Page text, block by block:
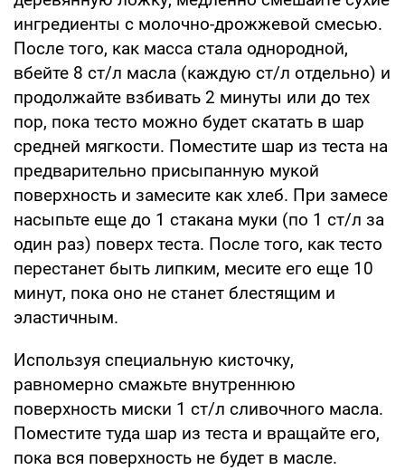
ингредиенты с молочно-дрожжевой смесью.
После того, как масса стала однородной,
вбейте 8 ст/л масла (каждую ст/л отдельно) и
продолжайте взбивать 2 минуты или до тех
пор, пока тесто можно будет скатать в шар
средней мягкости. Поместите шар из теста на
предварительно присыпанную мукой
поверхность и замесите как хлеб. При замесе
насыпьте еще до 1 стакана муки (по 1 ст/л за
один раз) поверх теста. После того, как тесто
перестанет быть липким, месите его еще 10
минут, пока оно не станет блестящим и
эластичным.
Используя специальную кисточку,
равномерно смажьте внутреннюю
поверхность миски 1 ст/л сливочного масла.
Поместите туда шар из теста и вращайте его,
пока вся поверхность не будет в масле.